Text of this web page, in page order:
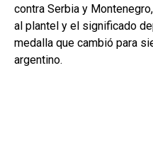
contra Serbia y
al plantel y el significado
medalla que cambió para
argentino.